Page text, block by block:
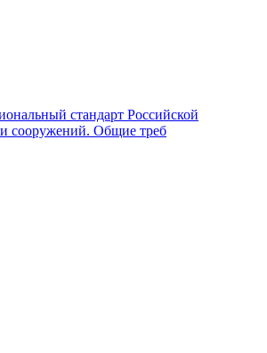
стандарт Российской
и сооружений. Общие треб